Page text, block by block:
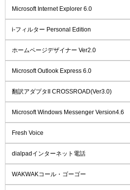
Microsoft Internet Explorer 6.0
i-フィルター Personal Edition
ホームページデザイナー Ver2.0
Microsoft Outlook Express 6.0
翻訳アダプタII CROSSROAD(Ver3.0)
Microsoft Windows Messenger Version4.6
Fresh Voice
dialpadインターネット電話
WAKWAKコール・ゴーゴー